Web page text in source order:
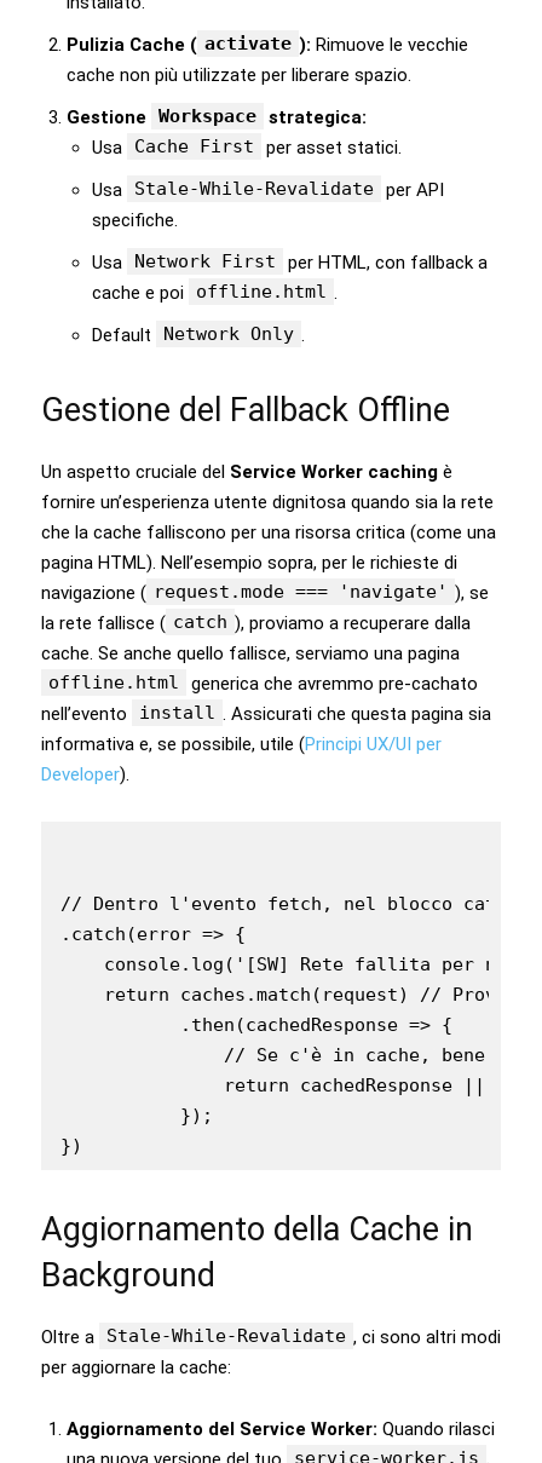
Pulizia Cache ( activate ): Rimuove le vecchie
cache non più utilizzate per liberare spazio.
Gestione
Workspace strategica:
Usa
Cache First
per asset statici.
Usa
Stale-While-Revalidate per API
specifiche.
Usa
Network First
per HTML, con fallback a
cache e poi
offline.html
Default
Network Only
Gestione del Fallback Offline
Un aspetto cruciale del Service Worker caching è
fornire un’esperienza utente dignitosa quando sia la rete
che la cache falliscono per una risorsa critica (come una
pagina HTML). Nell’esempio sopra, per le richieste di
navigazione ( request.mode === 'navigate' ), se
la rete fallisce ( catch ), proviamo a recuperare dalla
cache. Se anche quello fallisce, serviamo una pagina
offline.html
generica che avremmo pre-cachato
nell’evento
install
. Assicurati che questa pagina sia
informativa e, se possibile, utile (Principi UX/UI per
Developer).
// Dentro l'evento fetch, nel blocco catch di
.catch(error => {
console.log('[SW] Rete fallita per
return caches.match(request) // Prova
           .then(cachedResponse => {
// Se c'è in cache, bene.
return cachedResponse ||
           });
})
Aggiornamento della Cache in
Background
Oltre a Stale-While-Revalidate , ci sono altri modi
per aggiornare la cache:
Aggiornamento del Service Worker: Quando rilasci
service-worker.js